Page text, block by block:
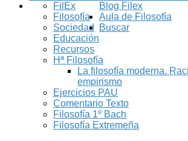
Blog Filex
FilEx
Filosofía
Sociedad
Educación
Recursos
Aula de Filosofía
Hª Filosofía
La filosofía moderna.
empirismo
Ejercicios PAU
Comentario Texto
Filosofía 1º Bach
Filosofía Extremeña
Buscar